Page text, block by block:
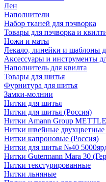
Лен
Наполнители
Набор тканей для пэчворка
Товары для пэчворка и
Ножи и маты
Лекало, линейки и шаблоны
Аксессуары и инструменты
Наполнитель для квилта
Товары для шитья
Фурнитура для шитья
Замки-молнии
Нитки для шитья
Нитки для шитья (Россия)
Нитки Amann Group
Нитки швейные
Нитки капроновые (Россия)
Нитки для шитья №40
Нитки Gutermann Mara 30
Нитки текстурированные
Нитки льняные